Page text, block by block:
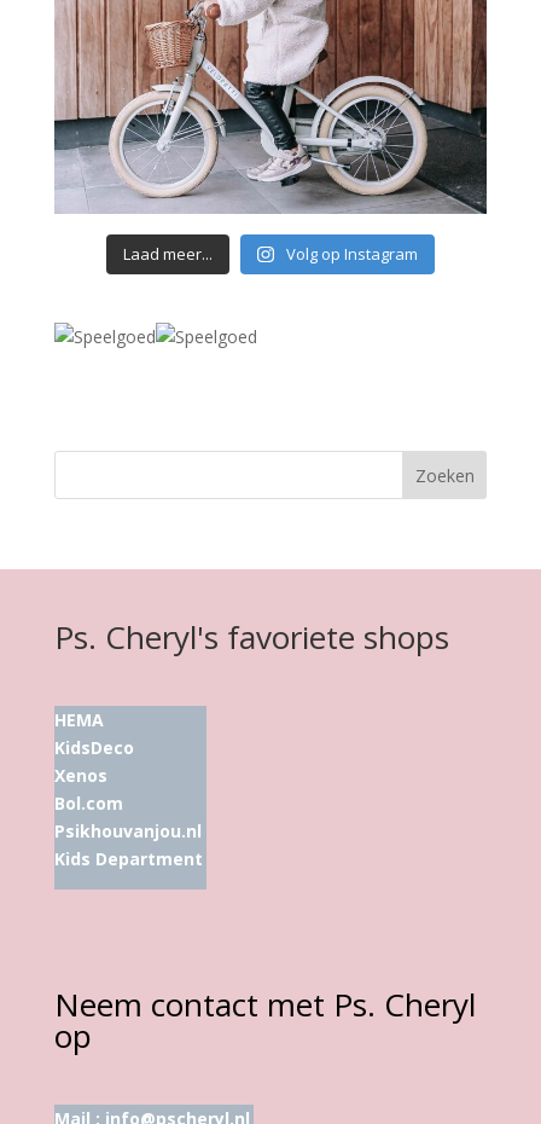
Laad meer... Volg op Instagram
Ps. Cheryl's favoriete shops
HEMA
KidsDeco
Xenos
Bol.com
Psikhouvanjou.nl
Kids Department
Neem contact met Ps. Cheryl
op
Mail : info@pscheryl.nl